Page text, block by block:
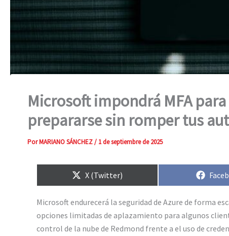
Microsoft impondrá MFA
prepararse sin romper tus
PorMARIANO SÁNCHEZ/ 1 de septiembre de 2025
Compartir
en
X (Twitter)
Microsoft endurecerá la seguridad de Azure de forma
opciones limitadas de aplazamiento para algunos
control de la nube de Redmond frente a el uso de